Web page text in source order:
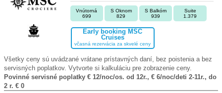
Vnútorná
699
S Oknom
829
S Balkóm
939
Suite
1.379
Early booking MSC
Cruises
včasná rezervácia za skvelé ceny
Všetky ceny sú uvádzané vrátane prístavných daní, bez poistenia a bez
servisných poplatkov. Vytvorte si kalkuláciu pre zobrazenie ceny.
Povinné servisné poplatky € 12/noc/os. od 12r., € 6/noc/deti 2-11r., do
2 r. € 0